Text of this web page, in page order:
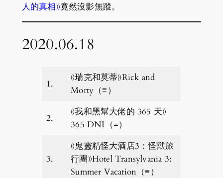
人的真相》竟然沒影無蹤。
2020.06.18
1.
《瑞克和莫蒂》Rick and
Morty（≡）
2.
《我和黑幫大佬的 365 天》
365 DNI（≡）
3.
《鬼靈精怪大酒店3：怪獸旅
行團》Hotel Transylvania 3:
Summer Vacation（≡）